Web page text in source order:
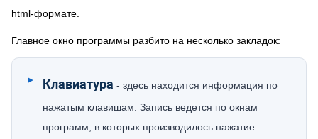
html-формате.
Главное окно программы разбито на несколько закладок:
Клавиатура - здесь находится информация по
нажатым клавишам. Запись ведется по окнам
программ, в которых производилось нажатие